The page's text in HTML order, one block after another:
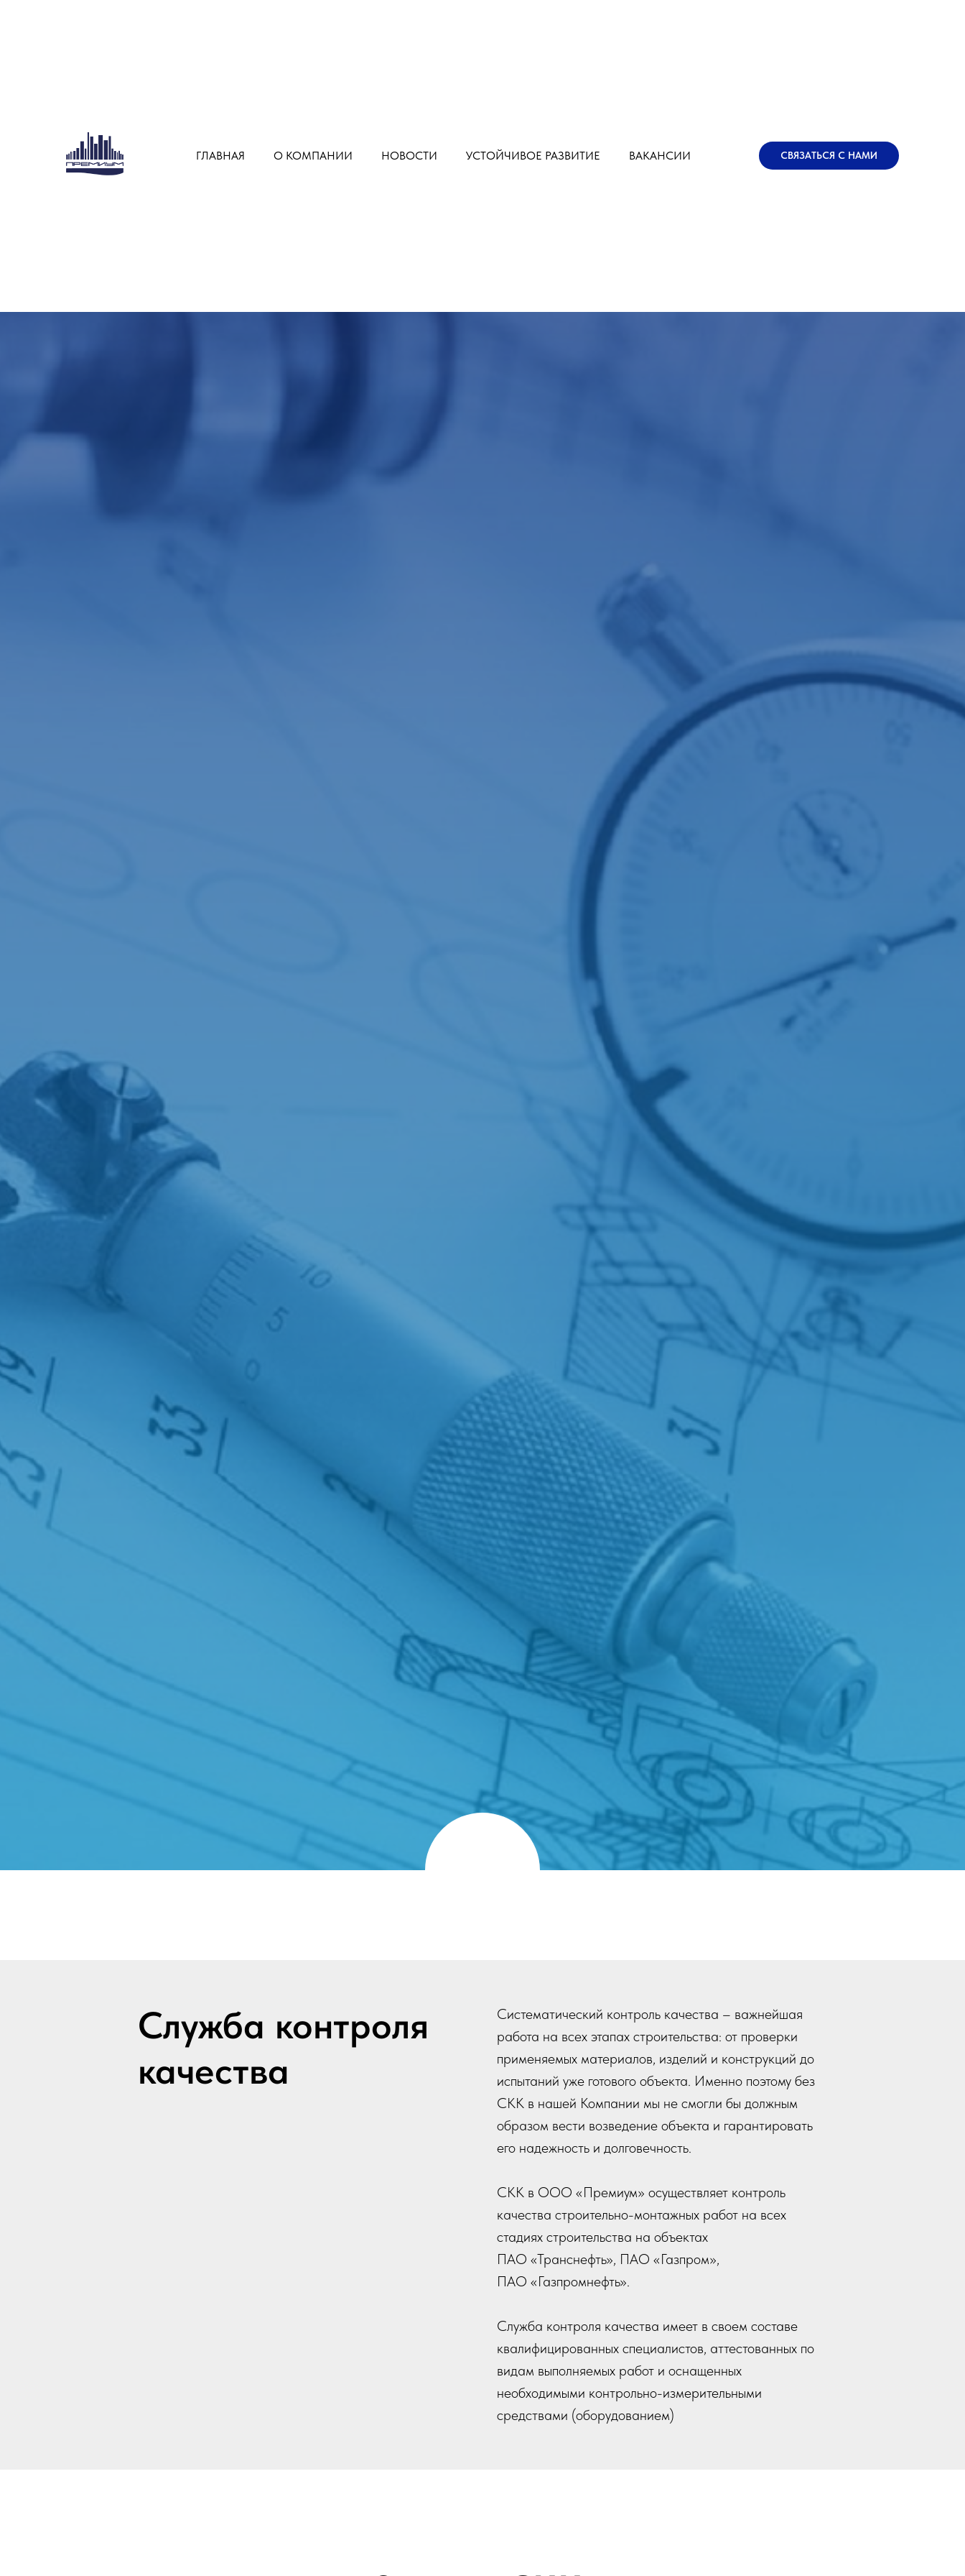
ГЛАВНАЯ О КОМПАНИИ НОВОСТИ УСТОЙЧИВОЕ РАЗВИТИЕ ВАКАНСИИ СВЯЗАТЬСЯ С НАМИ
Служба контроля
качества
Систематический контроль качества – важнейшая
работа на всех этапах строительства: от проверки
применяемых материалов, изделий и конструкций до
испытаний уже готового объекта. Именно поэтому без
СКК в нашей Компании мы не смогли бы должным
образом вести возведение объекта и гарантировать
его надежность и долговечность.
СКК в ООО «Премиум» осуществляет контроль
качества строительно-монтажных работ на всех
стадиях строительства на объектах
ПАО «Транснефть», ПАО «Газпром»,
ПАО «Газпромнефть».
Служба контроля качества имеет в своем составе
квалифицированных специалистов, аттестованных по
видам выполняемых работ и оснащенных
необходимыми контрольно-измерительными
средствами (оборудованием)